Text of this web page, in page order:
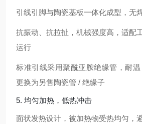
引线引脚与陶瓷基板一体化成型 ，无
抗振动、抗拉扯，机械强度高，适配
运行
标准引线采用聚酰亚胺绝缘管，耐
更换为另售陶瓷管 / 绝缘子
5. 均匀加热，低热冲击
面状发热设计，被加热物受热均匀，